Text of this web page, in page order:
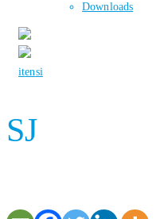
Downloads
itensi
SJ